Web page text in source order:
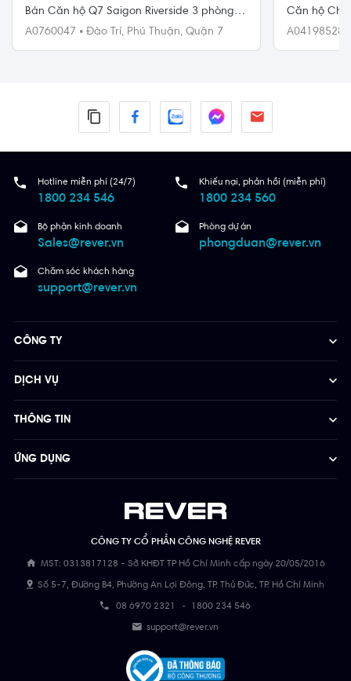
Bán Căn hộ Q7 Saigon Riverside 3 phòng
ngủ
A0760047 • Đào Trí, Phú Thuận, Quận 7
Căn hộ
A04198528
Hotline miễn phí (24/7)
1800 234 546
Khiếu nại, phản hồi (miễn phí)
1800 234 560
Bộ phận kinh doanh
Sales@rever.vn
Phòng dự án
phongduan@rever.vn
Chăm sóc khách hàng
support@rever.vn
CÔNG TY CỔ PHẦN CÔNG NGHỆ REVER
MST: 0313817128 - Sở KHĐT TP Hồ Chí Minh cấp ngày 20/05/2016
Số 5-7, Đường B4, Phường An Lợi Đông, TP. Thủ Đức, TP. Hồ Chí Minh
08 6970 2321 - 1800 234 546
support@rever.vn
CÔNG TY
DỊCH VỤ
THÔNG TIN
ỨNG DỤNG